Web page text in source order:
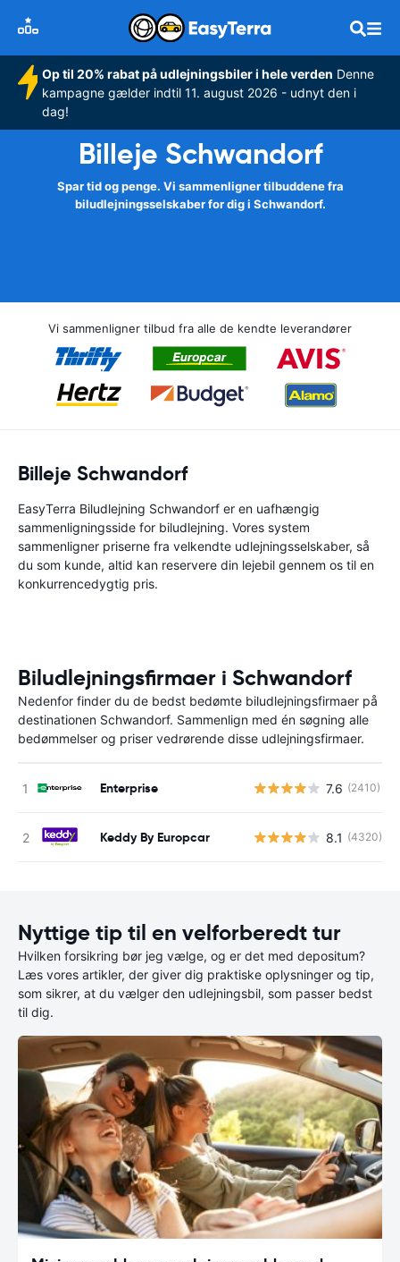
Op til 20% rabat på udlejningsbiler i hele verden Denne
kampagne gælder indtil 11. august 2026 - udnyt den i
dag!
Billeje Schwandorf
Spar tid og penge. Vi sammenligner tilbuddene fra
biludlejningsselskaber for dig i Schwandorf.
Vi sammenligner tilbud fra alle de kendte leverandører
Billeje Schwandorf
EasyTerra Biludlejning Schwandorf er en uafhængig
sammenligningsside for biludlejning. Vores system
sammenligner priserne fra velkendte udlejningsselskaber, så
du som kunde, altid kan reservere din lejebil gennem os til en
konkurrencedygtig pris.
Biludlejningsfirmaer i Schwandorf
Nedenfor finder du de bedst bedømte biludlejningsfirmaer på
destinationen Schwandorf. Sammenlign med én søgning alle
bedømmelser og priser vedrørende disse udlejningsfirmaer.
Enterprise 7.6 (2410)
Keddy By Europcar 8.1 (4320)
Nyttige tip til en velforberedt tur
Hvilken forsikring bør jeg vælge, og er det med depositum?
Læs vores artikler, der giver dig praktiske oplysninger og tip,
som sikrer, at du vælger den udlejningsbil, som passer bedst
til dig.